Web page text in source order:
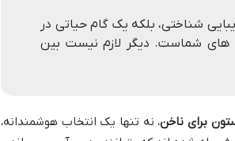
شناختی، بلکه یک گام حیاتی در
های شماست. دیگر لازم نیست بین
برای ناخن، نه تنها یک انتخاب هوشمندانه،